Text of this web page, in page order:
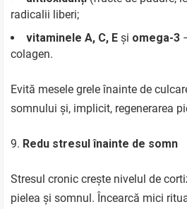
radicalii liberi;
vitaminele A, C, E și omega-3
colagen.
Evită mesele grele înainte de
somnului și, implicit, regenerarea
Redu stresul înainte de somn
Stresul cronic crește nivelul de
pielea și somnul. Încearcă mici